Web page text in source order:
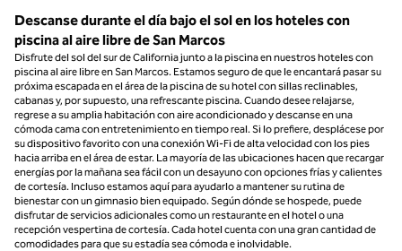
Descanse durante el día bajo el sol en los hoteles con
piscina al aire libre de San Marcos
Disfrute del sol del sur de California junto a la piscina en nuestros hoteles con
piscina al aire libre en San Marcos. Estamos seguro de que le encantará pasar su
próxima escapada en el área de la piscina de su hotel con sillas reclinables,
cabanas y, por supuesto, una refrescante piscina. Cuando desee relajarse,
regrese a su amplia habitación con aire acondicionado y descanse en una
cómoda cama con entretenimiento en tiempo real. Si lo prefiere, desplácese por
su dispositivo favorito con una conexión Wi-Fi de alta velocidad con los pies
hacia arriba en el área de estar. La mayoría de las ubicaciones hacen que recargar
energías por la mañana sea fácil con un desayuno con opciones frías y calientes
de cortesía. Incluso estamos aquí para ayudarlo a mantener su rutina de
bienestar con un gimnasio bien equipado. Según dónde se hospede, puede
disfrutar de servicios adicionales como un restaurante en el hotel o una
recepción vespertina de cortesía. Cada hotel cuenta con una gran cantidad de
comodidades para que su estadía sea cómoda e inolvidable.